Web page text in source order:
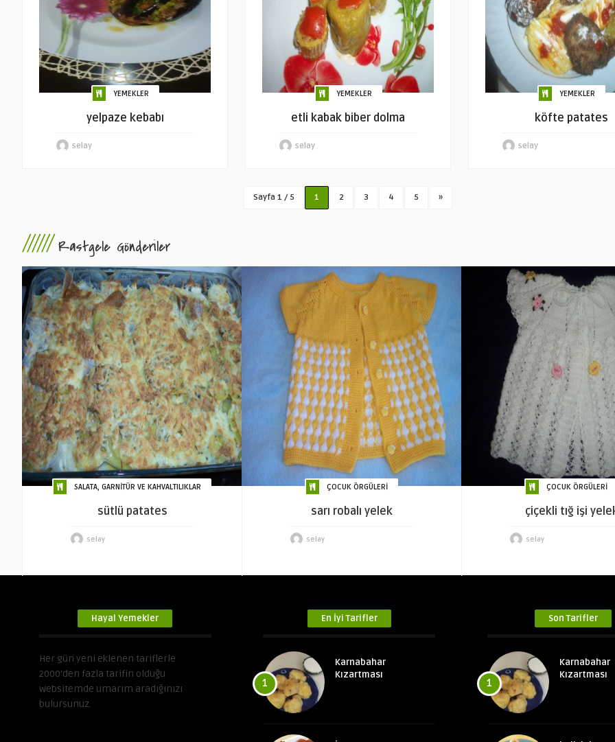
YEMEKLER
yelpaze kebabı
selay
YEMEKLER
etli kabak biber dolma
selay
YEMEKLER
köfte patates
selay
Sayfa 1 / 5 1 2 3 4 5 »
////// Rastgele Gönderiler
SALATA, GARNİTÜR VE KAHVALTILIKLAR
sütlü patates
selay
ÇOCUK ÖRGÜLERİ
sarı robalı yelek
selay
ÇOCUK ÖRGÜLERİ
çiçekli tığ işi
selay
Hayal Yemekler
Her gün yeni eklenen tariflerle
2000’den fazla tarifin olduğu
websitemde umarım aradığınızı
bulursunuz.
En İyi Tarifler
1
Karnabahar
Kızartması
Son Tarifler
1
Karnabahar
Kızartması